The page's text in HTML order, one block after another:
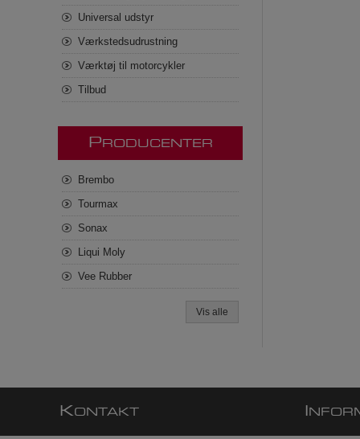
Universal udstyr
Værkstedsudrustning
Værktøj til motorcykler
Tilbud
P RODUCENTER
Brembo
Tourmax
Sonax
Liqui Moly
Vee Rubber
Vis alle
KONTAKT